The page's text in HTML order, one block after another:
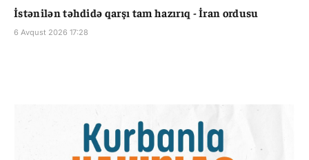
İstənilən təhdidə qarşı tam hazırıq - İran ordusu
6 Avqust 2026 17:28